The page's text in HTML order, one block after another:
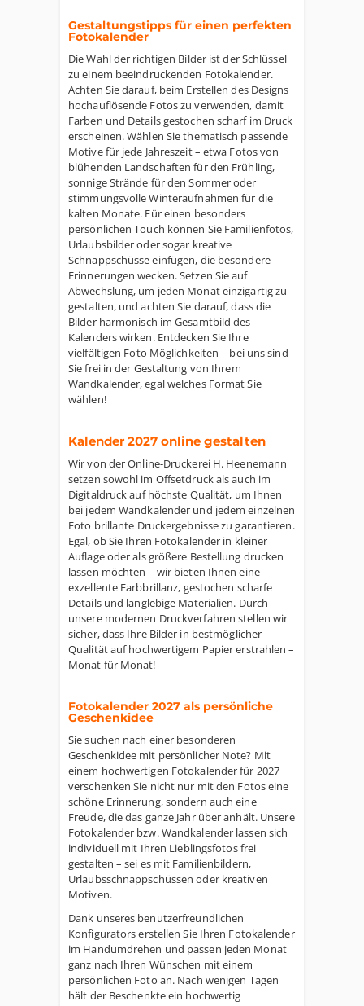
Gestaltungstipps für einen perfekten
Fotokalender
Die Wahl der richtigen Bilder ist der Schlüssel
zu einem beeindruckenden Fotokalender.
Achten Sie darauf, beim Erstellen des Designs
hochauflösende Fotos zu verwenden, damit
Farben und Details gestochen scharf im Druck
erscheinen. Wählen Sie thematisch passende
Motive für jede Jahreszeit – etwa Fotos von
blühenden Landschaften für den Frühling,
sonnige Strände für den Sommer oder
stimmungsvolle Winteraufnahmen für die
kalten Monate. Für einen besonders
persönlichen Touch können Sie Familienfotos,
Urlaubsbilder oder sogar kreative
Schnappschüsse einfügen, die besondere
Erinnerungen wecken. Setzen Sie auf
Abwechslung, um jeden Monat einzigartig zu
gestalten, und achten Sie darauf, dass die
Bilder harmonisch im Gesamtbild des
Kalenders wirken. Entdecken Sie Ihre
vielfältigen Foto Möglichkeiten – bei uns sind
Sie frei in der Gestaltung von Ihrem
Wandkalender, egal welches Format Sie
wählen!
Kalender 2027 online gestalten
Wir von der Online-Druckerei H. Heenemann
setzen sowohl im Offsetdruck als auch im
Digitaldruck auf höchste Qualität, um Ihnen
bei jedem Wandkalender und jedem einzelnen
Foto brillante Druckergebnisse zu garantieren.
Egal, ob Sie Ihren Fotokalender in kleiner
Auflage oder als größere Bestellung drucken
lassen möchten – wir bieten Ihnen eine
exzellente Farbbrillanz, gestochen scharfe
Details und langlebige Materialien. Durch
unsere modernen Druckverfahren stellen wir
sicher, dass Ihre Bilder in bestmöglicher
Qualität auf hochwertigem Papier erstrahlen –
Monat für Monat!
Fotokalender 2027 als persönliche
Geschenkidee
Sie suchen nach einer besonderen
Geschenkidee mit persönlicher Note? Mit
einem hochwertigen Fotokalender für 2027
verschenken Sie nicht nur mit den Fotos eine
schöne Erinnerung, sondern auch eine
Freude, die das ganze Jahr über anhält. Unsere
Fotokalender bzw. Wandkalender lassen sich
individuell mit Ihren Lieblingsfotos frei
gestalten – sei es mit Familienbildern,
Urlaubsschnappschüssen oder kreativen
Motiven.
Dank unseres benutzerfreundlichen
Konfigurators erstellen Sie Ihren Fotokalender
im Handumdrehen und passen jeden Monat
ganz nach Ihren Wünschen mit einem
persönlichen Foto an. Nach wenigen Tagen
hält der Beschenkte ein hochwertig